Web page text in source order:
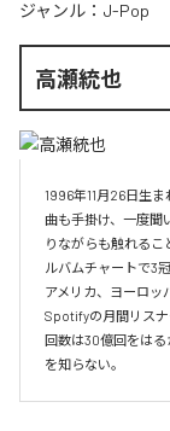
ジャンル： J-Pop
高瀬統也
1996年11月26日生
曲も手掛け、一度聞
りながらも触れる
ルバムチャートで3
アメリカ、ヨーロッ
Spotifyの月間リスナ
回数は30億回をは
を知らない。